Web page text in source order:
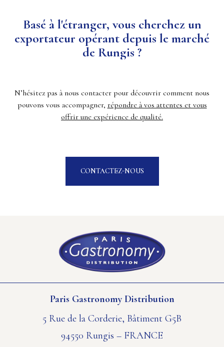
Basé à l'étranger, vous cherchez un
exportateur opérant depuis le marché
de Rungis ?
N’hésitez pas à nous contacter pour découvrir comment nous
pouvons vous accompagner, répondre à vos attentes et vous
offrir une expérience de qualité.
CONTACTEZ-NOUS
Paris Gastronomy Distribution
5 Rue de la Corderie, Bâtiment G5B
94550 Rungis – FRANCE